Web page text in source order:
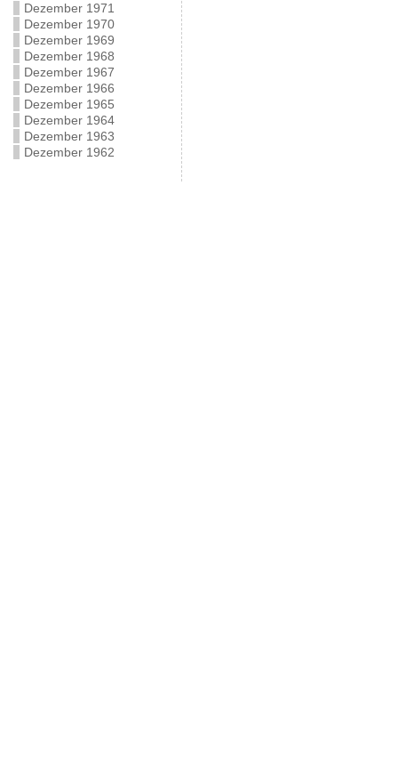
Dezember 1971
Dezember 1970
Dezember 1969
Dezember 1968
Dezember 1967
Dezember 1966
Dezember 1965
Dezember 1964
Dezember 1963
Dezember 1962